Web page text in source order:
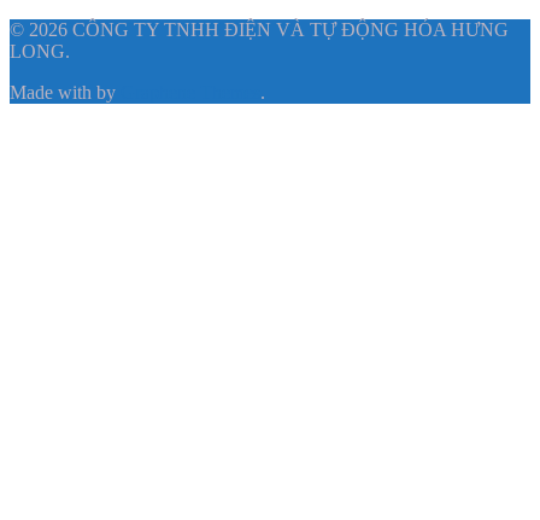
© 2026 CÔNG TY TNHH ĐIỆN VÀ TỰ ĐỘNG HÓA HƯNG
LONG.
Made with by .